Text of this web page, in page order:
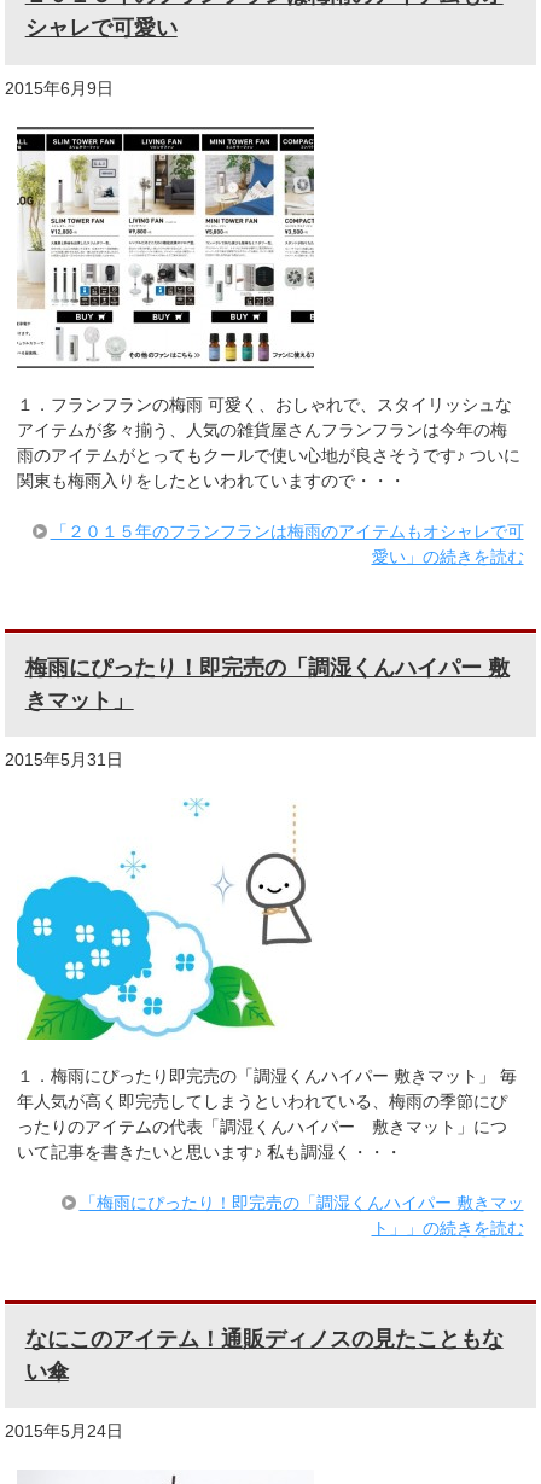
シャレで可愛い
2015年6月9日
１．フランフランの梅雨 可愛く、おしゃれで、スタイリッシュな
アイテムが多々揃う、人気の雑貨屋さんフランフランは今年の梅
雨のアイテムがとってもクールで使い心地が良さそうです♪ ついに
関東も梅雨入りをしたといわれていますので・・・
「２０１５年のフランフランは梅雨のアイテムもオシャレで可
愛い」の続きを読む
梅雨にぴったり！即完売の「調湿くんハイパー 敷
きマット」
2015年5月31日
１．梅雨にぴったり即完売の「調湿くんハイパー 敷きマット」 毎
年人気が高く即完売してしまうといわれている、梅雨の季節にぴ
ったりのアイテムの代表「調湿くんハイパー 敷きマット」につ
いて記事を書きたいと思います♪ 私も調湿く・・・
「梅雨にぴったり！即完売の「調湿くんハイパー 敷きマッ
ト」」の続きを読む
なにこのアイテム！通販ディノスの見たこともな
い傘
2015年5月24日